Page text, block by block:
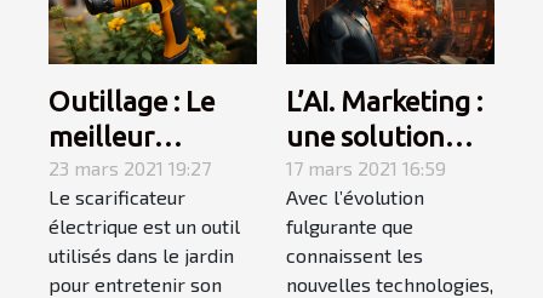
Outillage : Le
meilleur
sacrificateur
électrique pour
votre jardin
23 mars 2021 19:27
Le scarificateur
électrique est un outil
utilisés dans le jardin
pour entretenir son
L’AI. Marketing :
une solution
pour augmenter
votre chiffre
d’affaires cette
année !
17 mars 2021 16:59
Avec l’évolution
fulgurante que
connaissent les
nouvelles technologies,